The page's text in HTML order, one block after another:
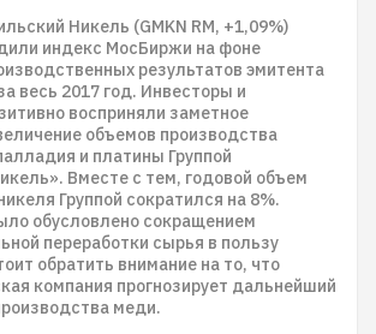
Никель (GMKN RM, +1,09%)
индекс МосБиржи на фоне
результатов эмитента
весь 2017 год. Инвесторы и
восприняли заметное
объемов производства
и платины Группой
Вместе с тем, годовой объем
Группой сократился на 8%.
обусловлено сокращением
переработки сырья в пользу
обратить внимание на то, что
компания прогнозирует дальнейший
меди.